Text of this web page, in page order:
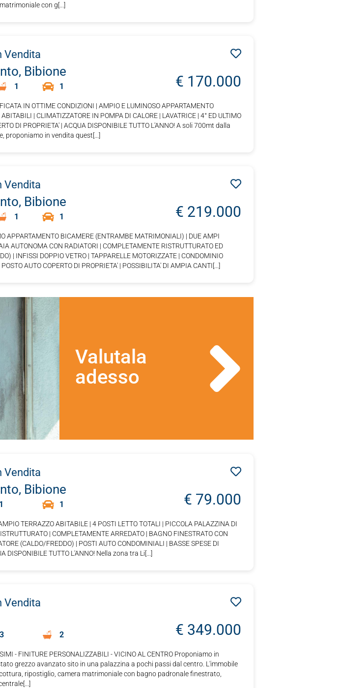
con g[...]
Vendita
Bibione
1 1 € 170.000
IN OTTIME CONDIZIONI | AMPIO E LUMINOSO APPARTAMENTO
| CLIMATIZZATORE IN POMPA DI CALORE | LAVATRICE | 4° ED ULTIMO
DI PROPRIETA' | ACQUA DISPONIBILE TUTTO L'ANNO! A soli 700mt dalla
proponiamo in vendita quest[...]
Vendita
Bibione
1 1 € 219.000
APPARTAMENTO BICAMERE (ENTRAMBE MATRIMONIALI) | DUE AMPI
AUTONOMA CON RADIATORI | COMPLETAMENTE RISTRUTTURATO ED
| INFISSI DOPPIO VETRO | TAPPARELLE MOTORIZZATE | CONDOMINIO
AUTO COPERTO DI PROPRIETA' | POSSIBILITA' DI AMPIA CANTI[...]
Valutala
adesso
Vendita
Bibione
1 1 € 79.000
TERRAZZO ABITABILE | 4 POSTI LETTO TOTALI | PICCOLA PALAZZINA DI
| COMPLETAMENTE ARREDATO | BAGNO FINESTRATO CON
(CALDO/FREDDO) | POSTI AUTO CONDOMINIALI | BASSE SPESE DI
DISPONIBILE TUTTO L'ANNO! Nella zona tra Li[...]
Vendita
3 2 € 349.000
- FINITURE PERSONALIZZABILI - VICINO AL CENTRO Proponiamo in
grezzo avanzato sito in una palazzina a pochi passi dal centro. L'immobile
ripostiglio, camera matrimoniale con bagno padronale finestrato,